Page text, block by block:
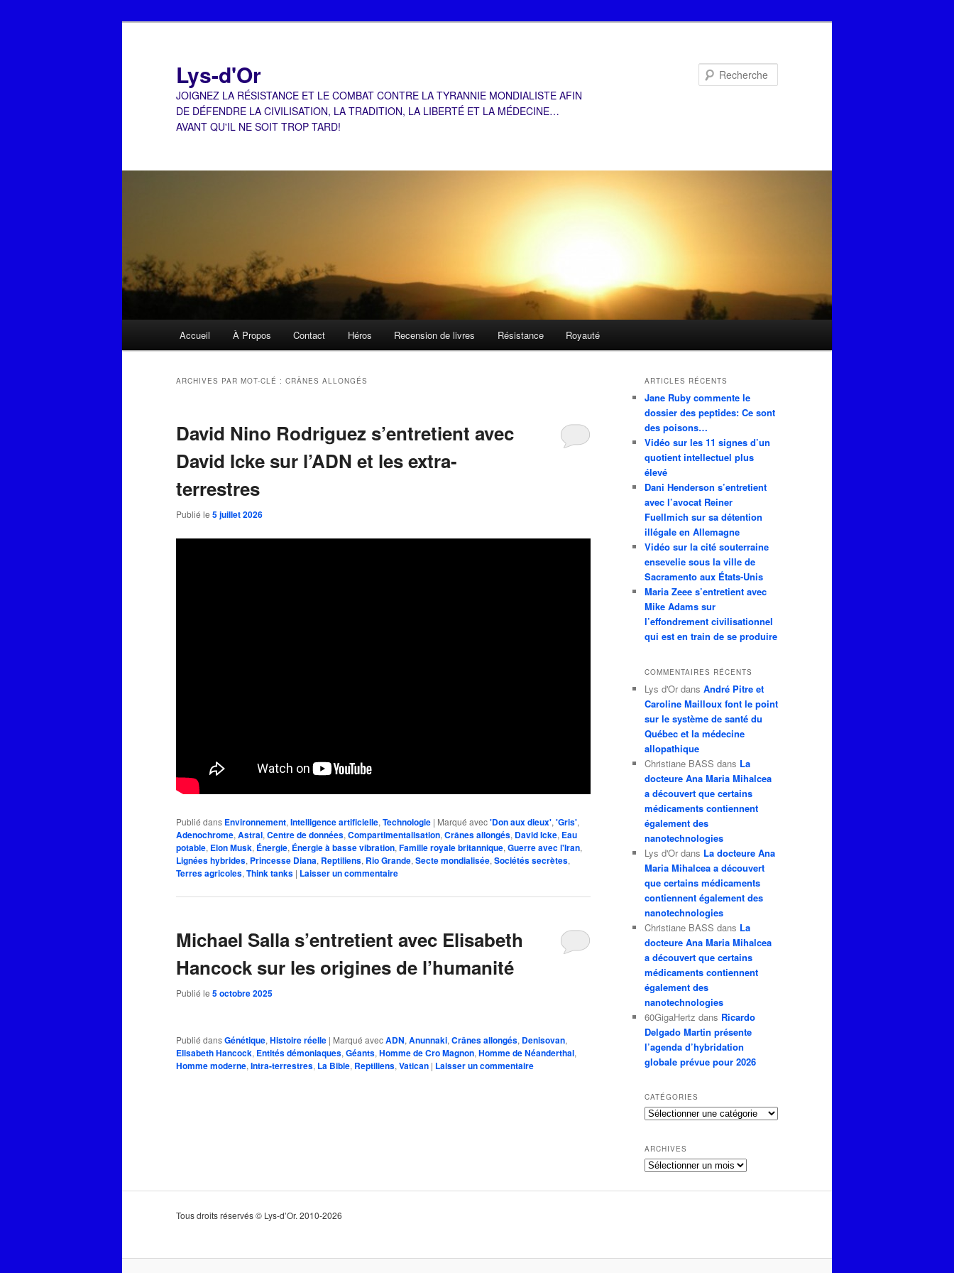
Lys-d'Or
JOIGNEZ LA RÉSISTANCE ET LE COMBAT CONTRE LA TYRANNIE MONDIALISTE AFIN
DE DÉFENDRE LA CIVILISATION, LA TRADITION, LA LIBERTÉ ET LA MÉDECINE…
AVANT QU'IL NE SOIT TROP TARD!
Accueil À Propos Contact Héros Recension de livres Résistance Royauté
ARCHIVES PAR MOT-CLÉ : CRÂNES ALLONGÉS
David Nino Rodriguez s’entretient avec
David Icke sur l’ADN et les extra-
terrestres
Publié le 5 juillet 2026
Publié dans Environnement, Intelligence artificielle, Technologie | Marqué avec'Don aux dieux', 'Gris',
Adenochrome, Astral, Centre de données, Compartimentalisation, Crânes allongés, David Icke, Eau
potable, Elon Musk, Énergie, Énergie à basse vibration, Famille royale britannique, Guerre avec l'Iran,
Lignées hybrides, Princesse Diana, Reptiliens, Rio Grande, Secte mondialisée, Sociétés secrètes,
Terres agricoles, Think tanks | Laisser un commentaire
Michael Salla s’entretient avec Elisabeth
Hancock sur les origines de l’humanité
Publié le 5 octobre 2025
Publié dansGénétique, Histoire réelle | Marqué avecADN, Anunnaki, Crânes allongés, Denisovan,
Elisabeth Hancock, Entités démoniaques, Géants, Homme de Cro Magnon, Homme de Néanderthal,
Homme moderne, Intra-terrestres, La Bible, Reptiliens, Vatican | Laisser un commentaire
ARTICLES RÉCENTS
Jane Ruby commente le
dossier des peptides: Ce sont
des poisons…
Vidéo sur les 11 signes d’un
quotient intellectuel plus
élevé
Dani Henderson s’entretient
avec l’avocat Reiner
Fuellmich sur sa détention
illégale en Allemagne
Vidéo sur la cité souterraine
ensevelie sous la ville de
Sacramento aux États-Unis
Maria Zeee s’entretient avec
Mike Adams sur
l’effondrement civilisationnel
qui est en train de se produire
COMMENTAIRES RÉCENTS
Lys d'Or dans André Pitre et
Caroline Mailloux font le point
sur le système de santé du
Québec et la médecine
allopathique
Christiane BASS dans La
docteure Ana Maria Mihalcea
a découvert que certains
médicaments contiennent
également des
nanotechnologies
Lys d'Or dans La docteure Ana
Maria Mihalcea a découvert
que certains médicaments
contiennent également des
nanotechnologies
Christiane BASS dans La
docteure Ana Maria Mihalcea
a découvert que certains
médicaments contiennent
également des
nanotechnologies
60GigaHertz dans Ricardo
Delgado Martin présente
l’agenda d’hybridation
globale prévue pour 2026
CATÉGORIES
Catégories
ARCHIVES
Archives
Tous droits réservés © Lys-d’Or. 2010-2026